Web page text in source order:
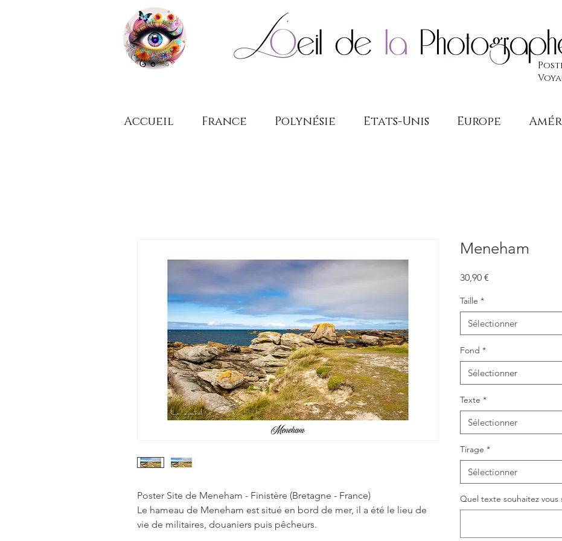
Accueil France Polynésie Etats-Unis Europe
Poster Site de Meneham - Finistère (Bretagne - France)
Le hameau de Meneham est situé en bord de mer, il a été le lieu de
vie de militaires, douaniers puis pêcheurs.
Meneham
30,90 €
Taille *
Sélectionner
Fond *
Sélectionner
Texte *
Sélectionner
Tirage *
Sélectionner
Quel texte souhaitez vous